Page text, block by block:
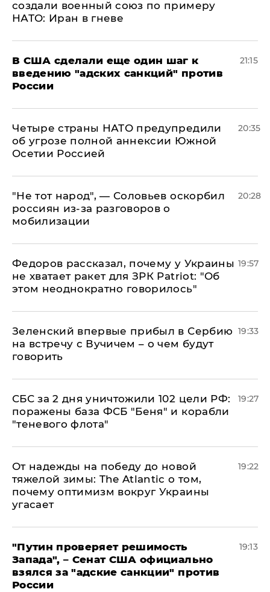
создали военный союз по примеру
НАТО: Иран в гневе
В США сделали еще один шаг к
введению "адских санкций" против
России
21:15
Четыре страны НАТО предупредили
об угрозе полной аннексии Южной
Осетии Россией
20:35
​"Не тот народ", — Соловьев оскорбил
россиян из-за разговоров о
мобилизации
20:28
Федоров рассказал, почему у Украины
не хватает ракет для ЗРК Patriot: "Об
этом неоднократно говорилось"
19:57
Зеленский впервые прибыл в Сербию
на встречу с Вучичем – о чем будут
говорить
19:33
СБС за 2 дня уничтожили 102 цели РФ:
поражены база ФСБ "Беня" и корабли
"теневого флота"
19:27
От надежды на победу до новой
тяжелой зимы: The Atlantic о том,
почему оптимизм вокруг Украины
угасает
19:22
"Путин проверяет решимость
Запада", – Сенат США официально
взялся за "адские санкции" против
России
19:13